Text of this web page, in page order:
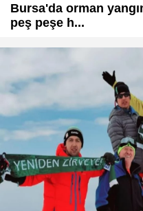
Bursa'da orman
peş peşe h...